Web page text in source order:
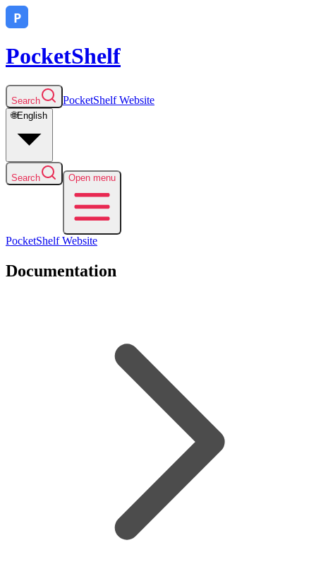
PocketShelf
Search PocketShelfWebsite
🌐English
Search Open menu
PocketShelfWebsite
Documentation